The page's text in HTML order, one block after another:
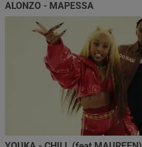
ALONZO - MAPESSA